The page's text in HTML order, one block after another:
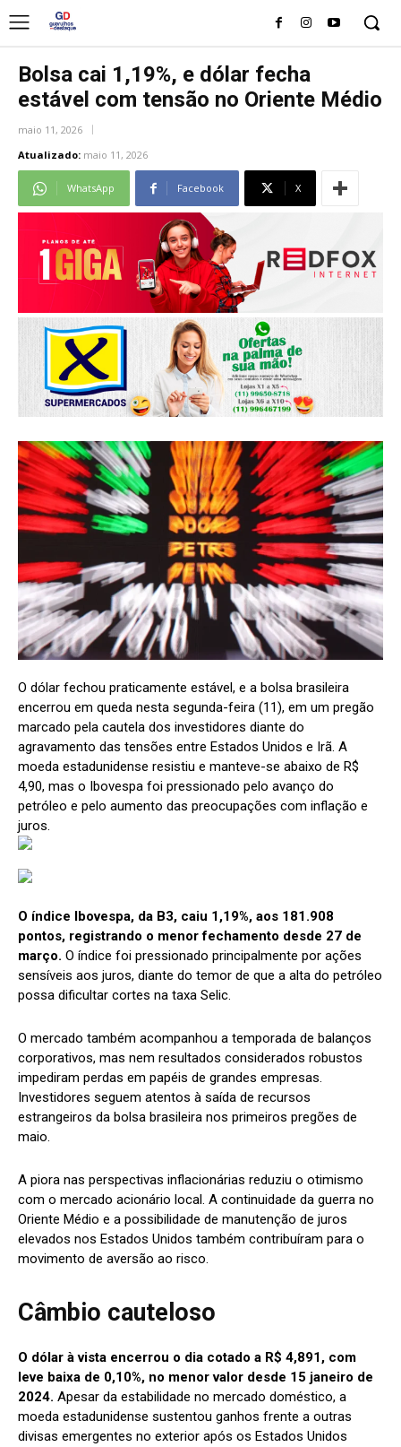
Bolsa cai 1,19%, e dólar fecha
estável com tensão no Oriente Médio
maio 11, 2026
Atualizado: maio 11, 2026
WhatsApp Facebook X
O dólar fechou praticamente estável, e a bolsa brasileira
encerrou em queda nesta segunda-feira (11), em um pregão
marcado pela cautela dos investidores diante do
agravamento das tensões entre Estados Unidos e Irã. A
moeda estadunidense resistiu e manteve-se abaixo de R$
4,90, mas o Ibovespa foi pressionado pelo avanço do
petróleo e pelo aumento das preocupações com inflação e
juros.
O índice Ibovespa, da B3, caiu 1,19%, aos 181.908
pontos, registrando o menor fechamento desde 27 de
março. O índice foi pressionado principalmente por ações
sensíveis aos juros, diante do temor de que a alta do petróleo
possa dificultar cortes na taxa Selic.
O mercado também acompanhou a temporada de balanços
corporativos, mas nem resultados considerados robustos
impediram perdas em papéis de grandes empresas.
Investidores seguem atentos à saída de recursos
estrangeiros da bolsa brasileira nos primeiros pregões de
maio.
A piora nas perspectivas inflacionárias reduziu o otimismo
com o mercado acionário local. A continuidade da guerra no
Oriente Médio e a possibilidade de manutenção de juros
elevados nos Estados Unidos também contribuíram para o
movimento de aversão ao risco.
Câmbio cauteloso
O dólar à vista encerrou o dia cotado a R$ 4,891, com
leve baixa de 0,10%, no menor valor desde 15 janeiro de
2024. Apesar da estabilidade no mercado doméstico, a
moeda estadunidense sustentou ganhos frente a outras
divisas emergentes no exterior após os Estados Unidos